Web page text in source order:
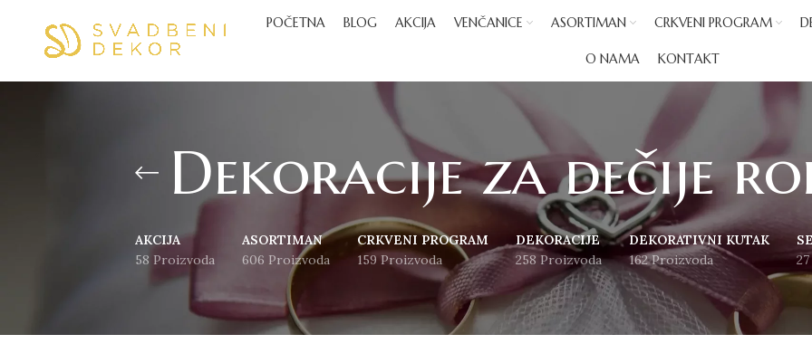
POČETNA BLOG AKCIJA VENČANICE ASORTIMAN CRKVENI PROGRAM
O NAMA KONTAKT
Dekoracije za dečije
AKCIJA
58 Proizvoda
ASORTIMAN
606 Proizvoda
CRKVENI PROGRAM
159 Proizvoda
DEKORACIJE
258 Proizvoda
DEKORATIVNI KUTAK
162 Proizvoda